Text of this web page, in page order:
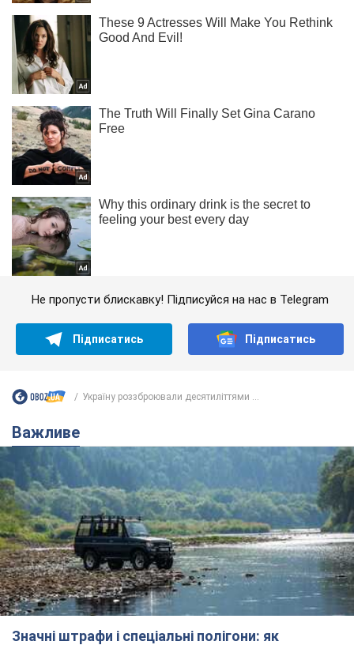
Не пропусти блискавку! Підписуйся на нас в Telegram
Підписатись Підписатись
Україну роззброювали десятиліттями ...
Важливе
Значні штрафи і спеціальні полігони: як